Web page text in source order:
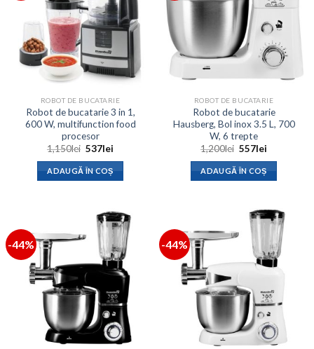
ROBOT DE BUCATARIE
Robot de bucatarie 3 in 1,
600 W, multifunction food
procesor
1,150lei Prețul
a
fost:
1,150lei.
537lei
ADAUGĂ ÎN COȘ
ROBOT DE BUCATARIE
Robot de bucatarie
Hausberg, Bol inox 3.5 L, 700
W, 6 trepte
1,200lei Prețul
a
fost:
1,200lei.
557lei
ADAUGĂ ÎN COȘ
-44% -44%